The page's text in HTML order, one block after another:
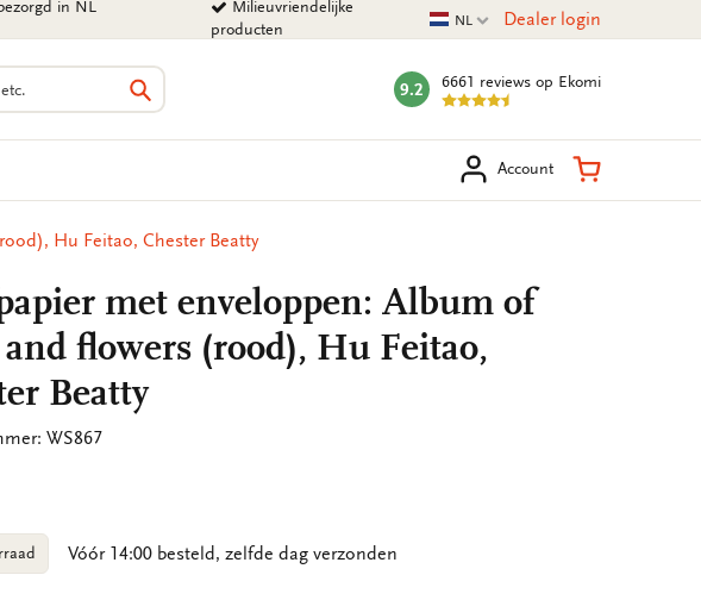
in NL
Milieuvriendelijke
producten
Huidige taal
NL Dealer login
Zoeken
mark:
9.2 6661 reviews op Ekomi
Account Winkelmand
Hu Feitao, Chester Beatty
met enveloppen: Album of
flowers (rood), Hu Feitao,
Beatty
WS867
Vóór 14:00 besteld, zelfde dag verzonden